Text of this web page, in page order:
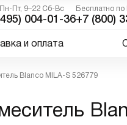
Пт, 9–22 Сб-Вс
004-01-36
Бесплатно по
+7 (800)
и оплата
Blanco MILA-S 526779